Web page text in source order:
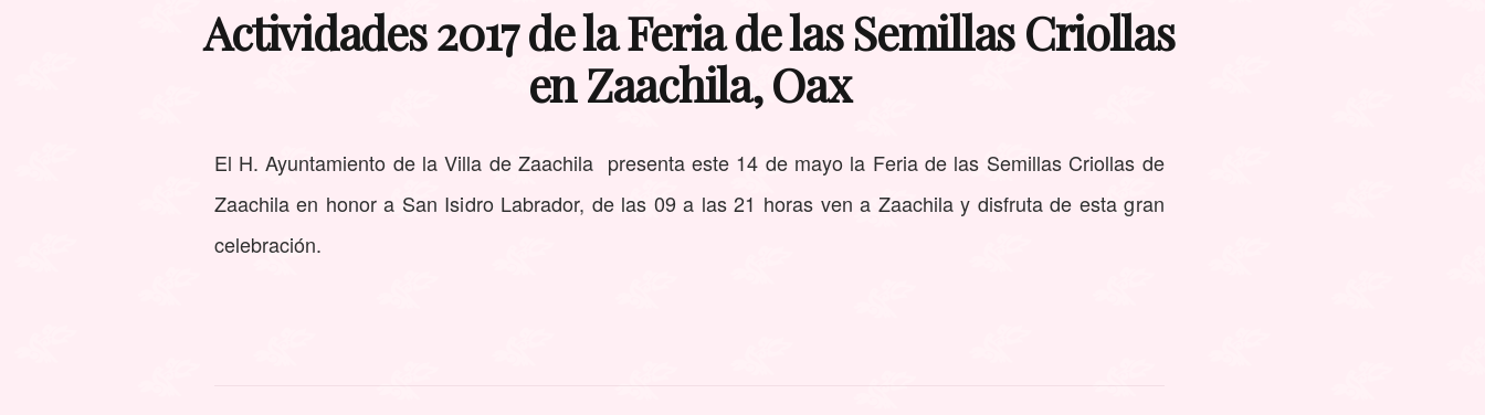
Actividades 2017 de la Feria de las Semillas Criollas
en Zaachila, Oax
El H. Ayuntamiento de la Villa de Zaachila presenta este 14 de mayo la Feria de las Semillas Criollas de
Zaachila en honor a San Isidro Labrador, de las 09 a las 21 horas ven a Zaachila y disfruta de esta gran
celebración.